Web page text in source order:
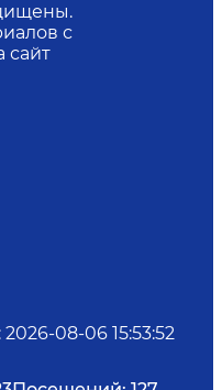
с
сайт
: 2026-08-06 15:53:52